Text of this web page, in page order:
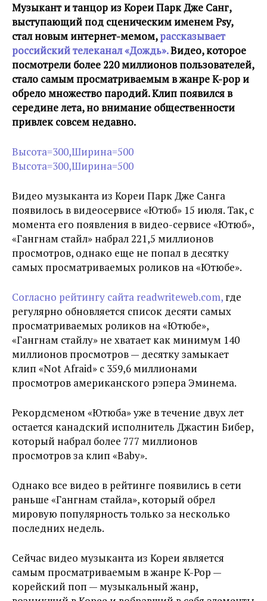
Музыкант и танцор из Кореи Парк Дже Санг,
выступающий под сценическим именем Psy,
стал новым интернет-мемом,рассказывает
российский телеканал «Дождь».Видео, которое
посмотрели более 220 миллионов пользователей,
стало самым просматриваемым в жанре K-pop и
обрело множество пародий. Клип появился в
середине лета, но внимание общественности
привлек совсем недавно.
Высота=300,Ширина=500
Высота=300,Ширина=500
Видео музыканта из Кореи Парк Дже Санга
появилось в видеосервисе «Ютюб» 15 июля. Так, с
момента его появления в видео-сервисе «Ютюб»,
«Гангнам стайл» набрал 221,5 миллионов
просмотров, однако еще не попал в десятку
самых просматриваемых роликов на «Ютюбе».
Согласно рейтингу сайта readwriteweb.com, где
регулярно обновляется список десяти самых
просматриваемых роликов на «Ютюбе»,
«Гангнам стайлу» не хватает как минимум 140
миллионов просмотров — десятку замыкает
клип «Not Afraid» с 359,6 миллионами
просмотров американского рэпера Эминема.
Рекордсменом «Ютюба» уже в течение двух лет
остается канадский исполнитель Джастин Бибер,
который набрал более 777 миллионов
просмотров за клип «Baby».
Однако все видео в рейтинге появились в сети
раньше «Гангнам стайла», который обрел
мировую популярность только за несколько
последних недель.
Сейчас видео музыканта из Кореи является
самым просматриваемым в жанре K-Pop —
корейский поп — музыкальный жанр,